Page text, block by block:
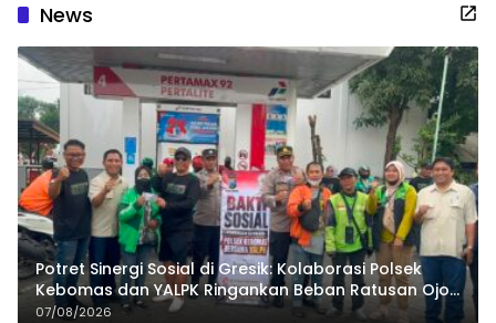
News
Potret Sinergi Sosial di Gresik: Kolaborasi Polsek
Kebomas dan YALPK Ringankan Beban Ratusan Ojol
dan Warga
07/08/2026